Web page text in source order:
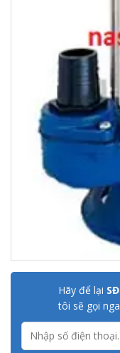
Hãy để lại
tôi sẽ gọi